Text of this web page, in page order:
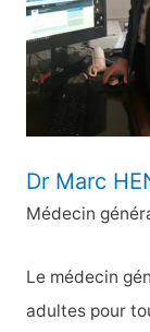
e
r
Dr Marc
Médecin
Le médecin
adultes pour